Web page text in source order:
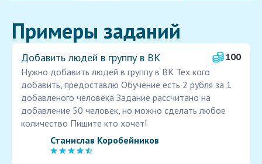
Примеры заданий
Добавить людей в группу в ВК
100
Нужно добавить людей в группу в ВК Тех кого
добавить, предоставлю Обучение есть 2 рубля за 1
добавленого человека Задание рассчитано на
добавление 50 человек, но можно сделать любое
количество Пишите кто хочет!
Станислав Коробейников